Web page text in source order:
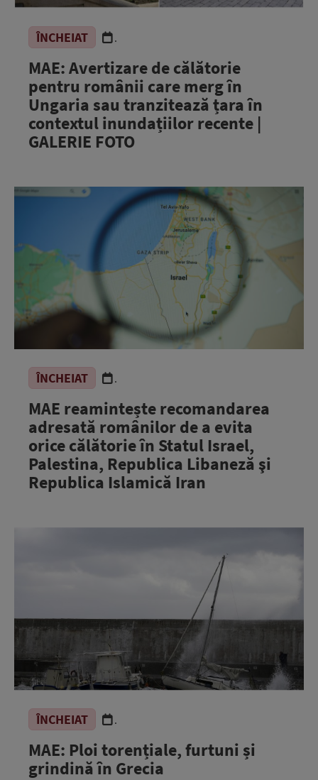
ÎNCHEIAT .
MAE: Avertizare de călătorie
pentru românii care merg în
Ungaria sau tranzitează țara în
contextul inundațiilor recente |
GALERIE FOTO
ÎNCHEIAT .
MAE reamintește recomandarea
adresată românilor de a evita
orice călătorie în Statul Israel,
Palestina, Republica Libaneză şi
Republica Islamică Iran
ÎNCHEIAT .
MAE: Ploi torențiale, furtuni și
grindină în Grecia